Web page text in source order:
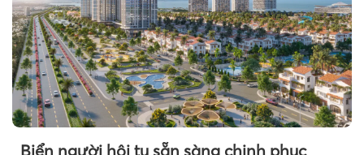
Biển người hội tụ sẵn sàng chinh phục